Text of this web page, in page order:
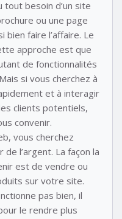
tout besoin d’un site
ou une page
bien faire l’affaire. Le
approche est que
de fonctionnalités
si vous cherchez à
et à interagir
clients potentiels,
convenir.
vous cherchez
l’argent. La façon la
est de vendre ou
sur votre site.
pas bien, il
le rendre plus